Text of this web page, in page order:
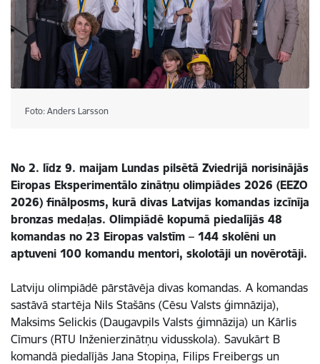
Foto: Anders Larsson
No 2. līdz 9. maijam Lundas pilsētā Zviedrijā norisinājās
Eiropas Eksperimentālo zinātņu olimpiādes 2026 (EEZO
2026) finālposms, kurā divas Latvijas komandas izcīnīja
bronzas medaļas. Olimpiādē kopumā piedalījās 48
komandas no 23 Eiropas valstīm – 144 skolēni un
aptuveni 100 komandu mentori, skolotāji un novērotāji.
Latviju olimpiādē pārstāvēja divas komandas. A komandas
sastāvā startēja Nils Stašāns (Cēsu Valsts ģimnāzija),
Maksims Selickis (Daugavpils Valsts ģimnāzija) un Kārlis
Cīmurs (RTU Inženierzinātņu vidusskola). Savukārt B
komandā piedalījās Jana Stopiņa, Filips Freibergs un